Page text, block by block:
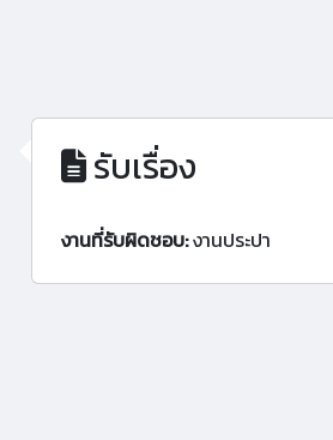
รับเรื่อง
งานที่รับผิดชอบ:งานประปา